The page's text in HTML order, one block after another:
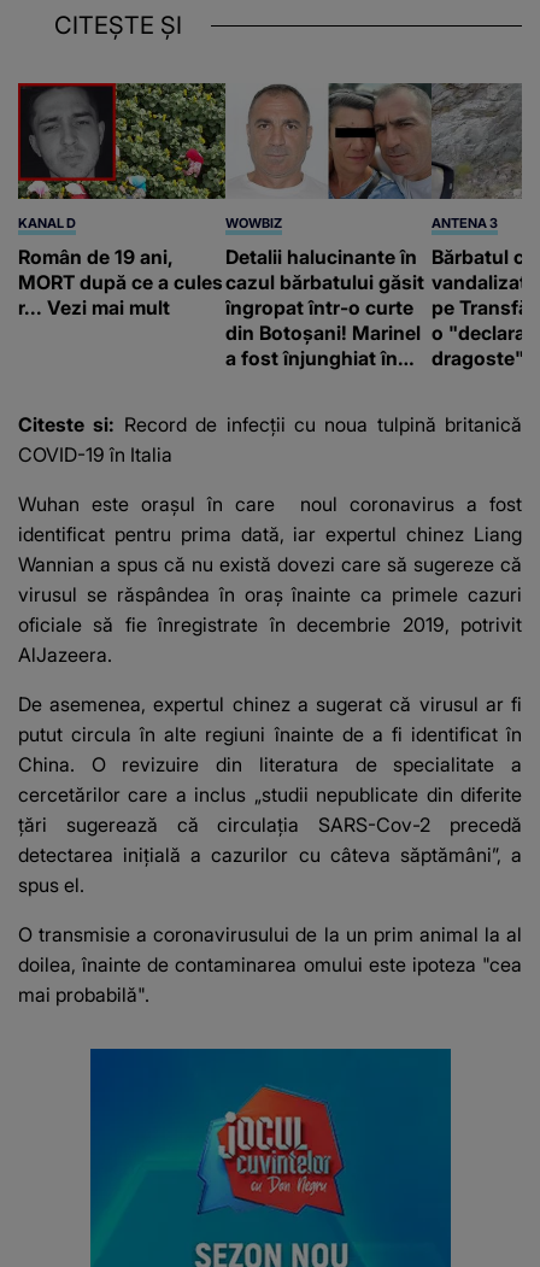
CITEȘTE ȘI
KANAL D
Român de 19 ani,
MORT după ce a cules
r... Vezi mai mult
WOWBIZ
Detalii halucinante în
cazul bărbatului găsit
îngropat într-o curte
din Botoșani! Marinel
a fost înjunghiat în
suspecți
ANTENA 3
Bărbatul
vandalizat
pe
o
dragoste"
Citeste si: Record de infecții cu noua tulpină britanică
COVID-19 în Italia
Wuhan este orașul în care noul coronavirus a fost
identificat pentru prima dată, iar expertul chinez Liang
Wannian a spus că nu există dovezi care să sugereze că
virusul se răspândea în oraș înainte ca primele cazuri
oficiale să fie înregistrate în decembrie 2019, potrivit
AlJazeera.
De asemenea, expertul chinez a sugerat că virusul ar fi
putut circula în alte regiuni înainte de a fi identificat în
China. O revizuire din literatura de specialitate a
cercetărilor care a inclus „studii nepublicate din diferite
țări sugerează că circulația SARS-Cov-2 precedă
detectarea inițială a cazurilor cu câteva săptămâni”, a
spus el.
O transmisie a coronavirusului de la un prim animal la al
doilea, înainte de contaminarea omului este ipoteza "cea
mai probabilă".